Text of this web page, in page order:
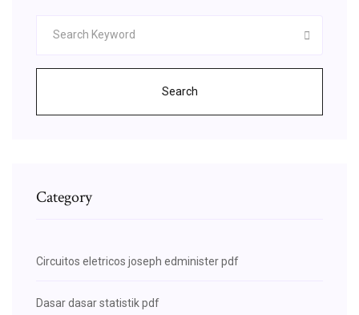
Search
Category
Circuitos eletricos joseph edminister pdf
Dasar dasar statistik pdf